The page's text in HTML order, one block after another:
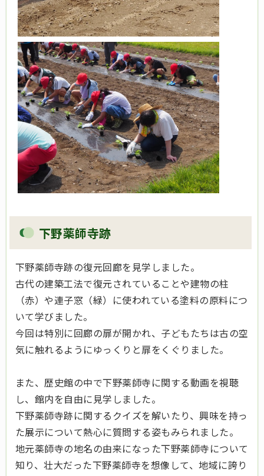
下野薬師寺跡
下野薬師寺跡の復元回廊を見学しました。
古代の建築工法で復元されていることや建物の柱
（赤）や連子窓（緑）に使われている塗料の原料につ
いて学びました。
今回は特別に回廊の扉が開かれ、子どもたちは古の空
気に触れるようにゆっくりと扉をくぐりました。
また、歴史館の中で下野薬師寺に関する動画を視聴
し、館内を自由に見学しました。
下野薬師寺跡に関するクイズを解いたり、興味を持っ
た展示について熱心に質問する姿もみられました。
地元薬師寺の地名の由来になった下野薬師寺について
知り、壮大だった下野薬師寺を想像して、地域に誇り